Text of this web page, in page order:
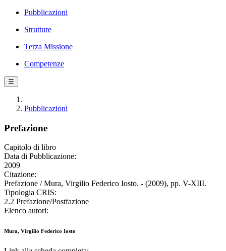
Pubblicazioni
Strutture
Terza Missione
Competenze
☰
Pubblicazioni
Prefazione
Capitolo di libro
Data di Pubblicazione:
2009
Citazione:
Prefazione / Mura, Virgilio Federico Iosto. - (2009), pp. V-XIII.
Tipologia CRIS:
2.2 Prefazione/Postfazione
Elenco autori:
Mura, Virgilio Federico Iosto